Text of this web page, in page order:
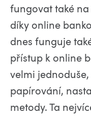
fungovat také
díky online
dnes funguje
přístup k online
velmi
papírování,
metody. Ta